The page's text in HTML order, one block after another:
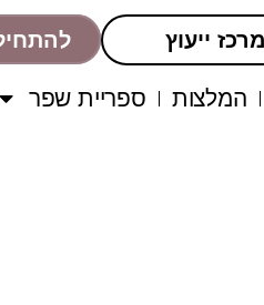
מרכז ייעוץ
המלצות ספריית שפר